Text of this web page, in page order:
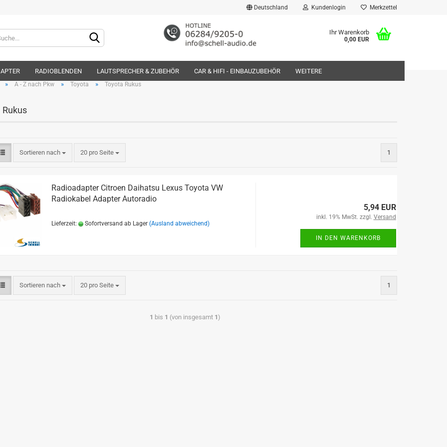
Deutschland
Lieferland
Kundenlogin Merkzettel
Ihr Warenkorb
0,00 EUR
RADIOBLENDEN LAUTSPRECHER & ZUBEHÖR CAR & HIFI - EINBAUZUBEHÖR
WEITERE
»
A - Z nach Pkw » Toyota » Toyota Rukus
Sortieren nach 20 pro Seite 1
Radioadapter Citroen Daihatsu Lexus Toyota VW
Radiokabel Adapter Autoradio
Lieferzeit: Sofortversand ab Lager (Ausland abweichend)
5,94 EUR
inkl. 19% MwSt. zzgl. Versand
IN DEN WARENKORB
Sortieren nach 20 pro Seite 1
1 bis 1 (von insgesamt 1)